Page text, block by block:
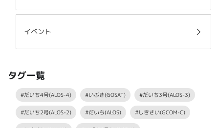
イベント
タグ一覧
#だいち4号(ALOS-4) #いぶき(GOSAT) #だいち3号(ALOS-3)
#だいち2号(ALOS-2) #だいち(ALOS) #しきさい(GCOM-C)